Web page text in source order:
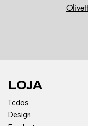
LOJA
Todos
Design